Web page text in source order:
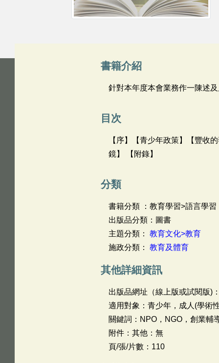
書籍介紹
針對本年度本會業務作一陳述
目次
【序】【青少年政策】【豐收
鏡】 【附錄】
分類
書籍分類 ：教育學習>語言學
出版品分類：圖書
主題分類： 教育文化>教育
施政分類： 教育及體育
其他詳細資訊
出版品網址（線上版或試閱版)
適用對象：青少年，成人(學術
關鍵詞：NPO，NGO，創業輔
附件：其他：無
頁/張/片數：110